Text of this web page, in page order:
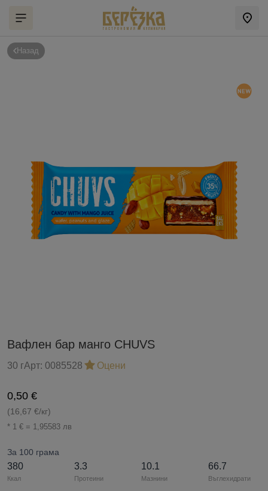
Назад
Вафлен бар манго CHUVS
30 гАрт: 0085528 Оцени
0,50 €
(16,67 €/кг)
* 1 € = 1,95583 лв
За 100 грама
380
Ккал
3.3
Протеини
10.1
Мазнини
66.7
Въглехидрати